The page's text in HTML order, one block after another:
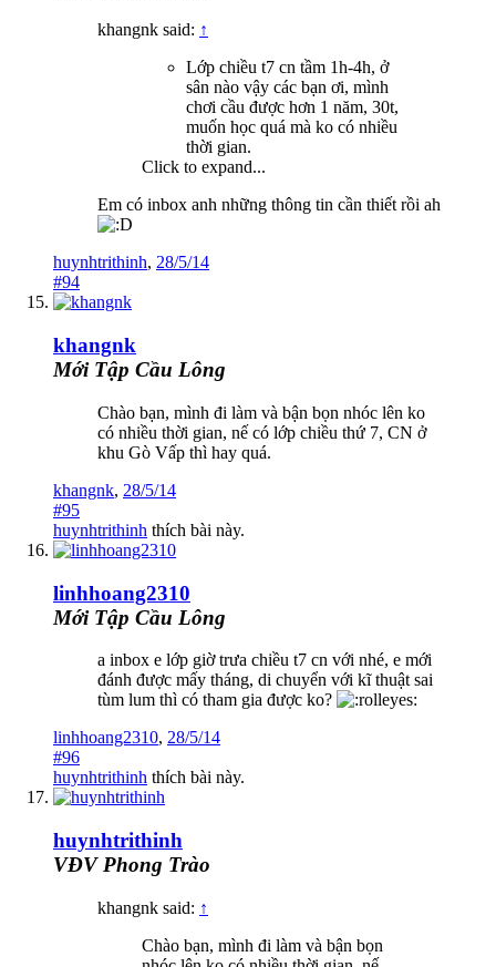
khangnk said: ↑
Lớp chiều t7 cn tầm 1h-4h, ở
sân nào vậy các bạn ơi, mình
chơi cầu được hơn 1 năm, 30t,
muốn học quá mà ko có nhiều
thời gian.
Click to expand...
Em có inbox anh những thông tin cần thiết rồi ah
huynhtrithinh, 28/5/14
#94
khangnk
Mới Tập Cầu Lông
Chào bạn, mình đi làm và bận bọn nhóc lên ko
có nhiều thời gian, nế có lớp chiều thứ 7, CN ở
khu Gò Vấp thì hay quá.
khangnk, 28/5/14
#95
huynhtrithinh thích bài này.
linhhoang2310
Mới Tập Cầu Lông
a inbox e lớp giờ trưa chiều t7 cn với nhé, e mới
đánh được mấy tháng, di chuyển với kĩ thuật sai
tùm lum thì có tham gia được ko?
linhhoang2310, 28/5/14
#96
huynhtrithinh thích bài này.
huynhtrithinh
VĐV Phong Trào
khangnk said: ↑
Chào bạn, mình đi làm và bận bọn